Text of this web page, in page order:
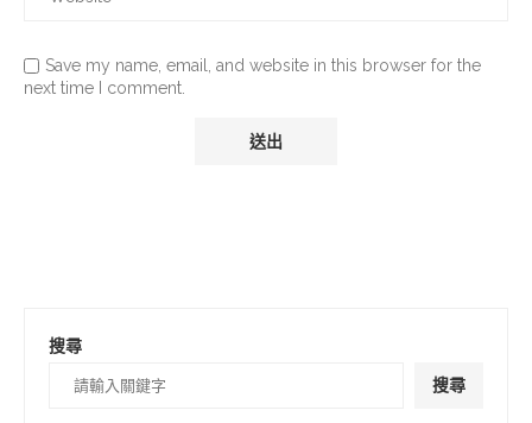
Save my name, email, and website in this browser for the
next time I comment.
搜尋
搜尋